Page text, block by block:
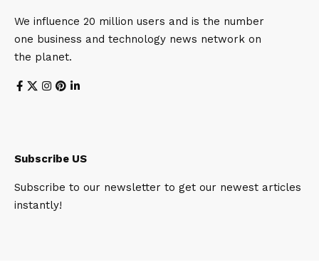
We influence 20 million users and is the number
one business and technology news network on
the planet.
Subscribe US
Subscribe to our newsletter to get our newest articles
instantly!